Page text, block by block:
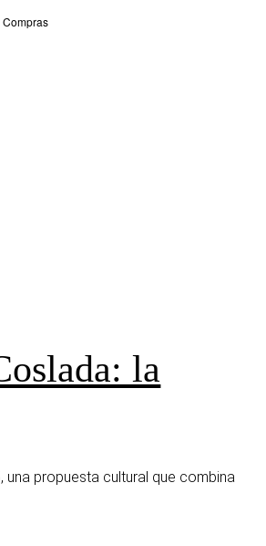
Compras
la
propuesta cultural que combina